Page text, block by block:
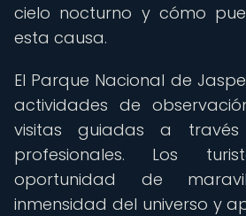
cielo nocturno y cómo
esta causa.
El Parque Nacional de
actividades de
visitas guiadas a través
profesionales. Los
oportunidad de
inmensidad del universo y